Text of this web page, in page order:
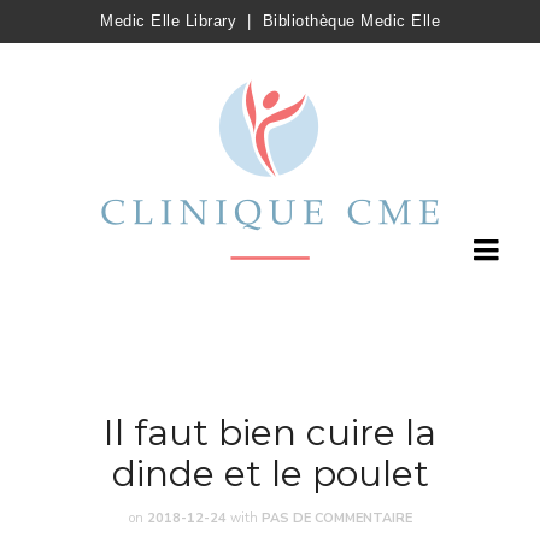
Medic Elle Library Bibliothèque Medic Elle
Il faut bien cuire la
dinde et le poulet
on 2018-12-24 with PAS DE COMMENTAIRE